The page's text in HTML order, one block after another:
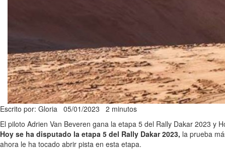
Escrito por: Gloria 05/01/2023 2 minutos
El piloto Adrien Van Beveren gana la etapa 5 del Rally Dakar 2023 y
Hoy se ha disputado la etapa 5 del Rally Dakar 2023, la prueba
ahora le ha tocado abrir pista en esta etapa.